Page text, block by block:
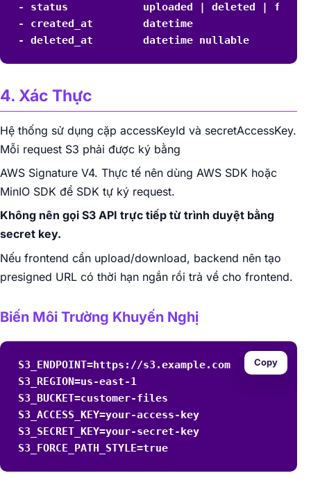
- status            uploaded | deleted | failed
- created_at        datetime
- deleted_at        datetime nullable
4. Xác Thực
Hệ thống sử dụng cặp accessKeyId và secretAccessKey.
Mỗi request S3 phải được ký bằng
AWS Signature V4. Thực tế nên dùng AWS SDK hoặc
MinIO SDK để SDK tự ký request.
Không nên gọi S3 API trực tiếp từ trình duyệt bằng
secret key.
Nếu frontend cần upload/download, backend nên tạo
presigned URL có thời hạn ngắn rồi trả về cho frontend.
Biến Môi Trường Khuyến Nghị
S3_ENDPOINT=https://s3.example.com
S3_REGION=us-east-1
S3_BUCKET=customer-files
S3_ACCESS_KEY=your-access-key
S3_SECRET_KEY=your-secret-key
S3_FORCE_PATH_STYLE=true
Copy